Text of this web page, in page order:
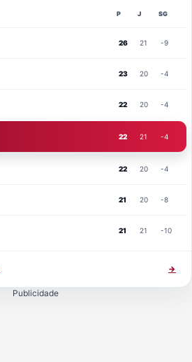
P J SG
26 21 -9
23 20 -4
22 20 -4
22 21 -4
22 20 -4
21 20 -8
21 21 -10
→
Publicidade